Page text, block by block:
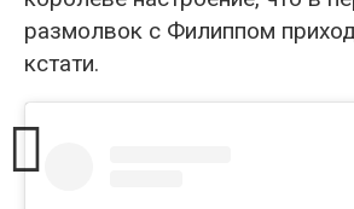
размолвок с Филиппом
кстати.